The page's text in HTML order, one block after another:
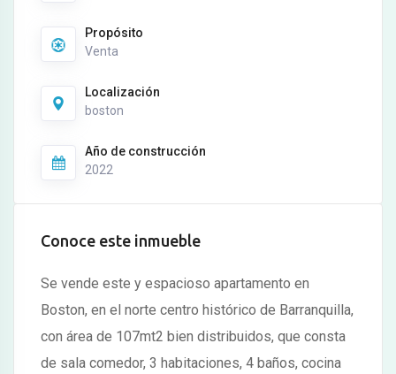
Propósito
Venta
Localización
boston
Año de construcción
2022
Conoce este inmueble
Se vende este y espacioso apartamento en
Boston, en el norte centro histórico de Barranquilla,
con área de 107mt2 bien distribuidos, que consta
de sala comedor, 3 habitaciones, 4 baños, cocina